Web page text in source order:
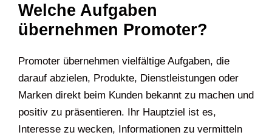
Welche Aufgaben
übernehmen Promoter?
Promoter übernehmen vielfältige Aufgaben, die
darauf abzielen, Produkte, Dienstleistungen oder
Marken direkt beim Kunden bekannt zu machen und
positiv zu präsentieren. Ihr Hauptziel ist es,
Interesse zu wecken, Informationen zu vermitteln